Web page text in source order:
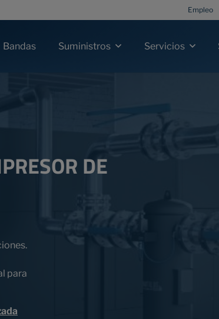
Empleo
Bandas Suministros Servicios
DE
para